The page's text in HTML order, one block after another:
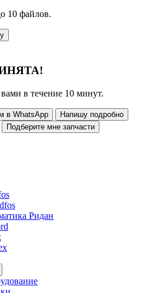
10 файлов.
в течение 10 минут.
в WhatsApp
Напишу подробно
Подберите мне запчасти
Ридан